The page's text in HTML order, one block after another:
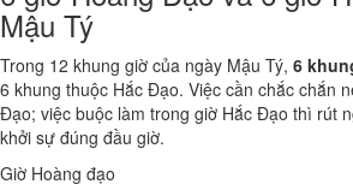
Mậu Tý
Trong 12 khung giờ của ngày Mậu Tý, 6
6 khung thuộc Hắc Đạo. Việc cần chắc chắn
Đạo; việc buộc làm trong giờ Hắc Đạo thì rút
khởi sự đúng đầu giờ.
Giờ Hoàng đạo